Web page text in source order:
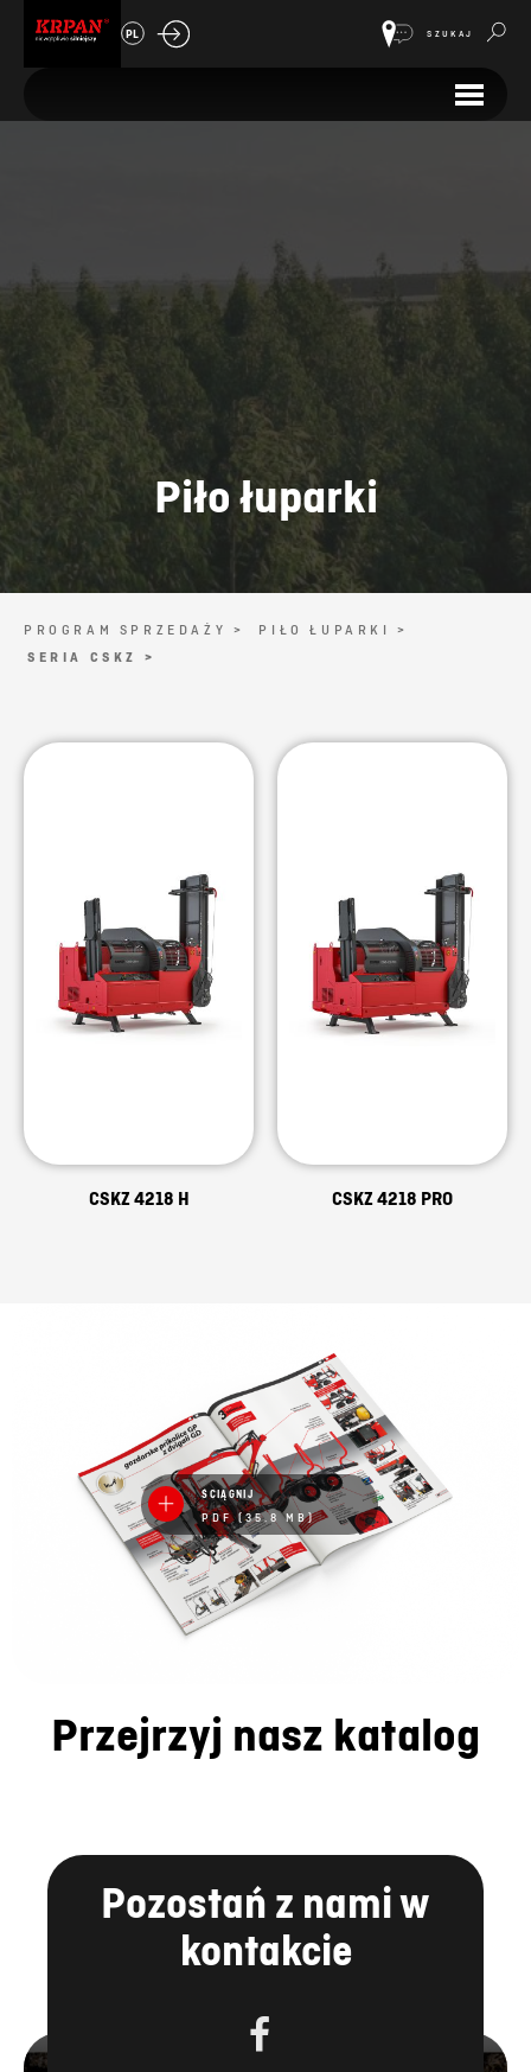
PL SZUKAJ
Piło łuparki
PROGRAM SPRZEDAŻY >
PIŁO ŁUPARKI >
SERIA CSKZ >
CSKZ 4218 H CSKZ 4218 PRO
ŚCIĄGNIJ
PDF (35.8 MB)
Przejrzyj nasz katalog
Pozostań z nami w
kontakcie